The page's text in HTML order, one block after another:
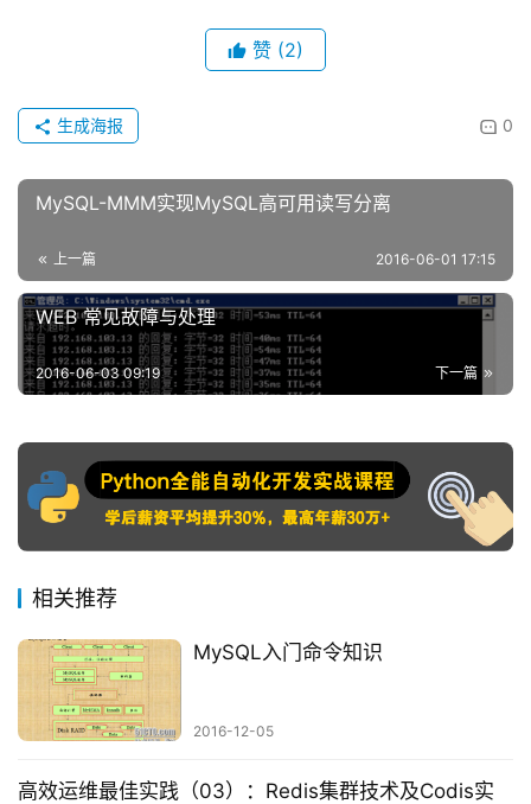
赞 (2)
0
生成海报
MySQL-MMM实现MySQL高可用读写分离
上一篇 2016-06-01 17:15
WEB 常见故障与处理
下一篇
2016-06-03 09:19
相关推荐
MySQL入门命令知识
2016-12-05
高效运维最佳实践（03）：Redis集群技术及Codis实